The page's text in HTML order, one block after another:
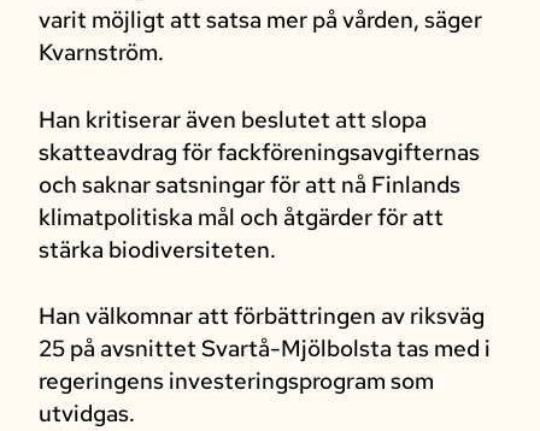
varit möjligt att satsa mer på vården, säger
Kvarnström.
Han kritiserar även beslutet att slopa
skatteavdrag för fackföreningsavgifternas
och saknar satsningar för att nå Finlands
klimatpolitiska mål och åtgärder för att
stärka biodiversiteten.
Han välkomnar att förbättringen av riksväg
25 på avsnittet Svartå-Mjölbolsta tas med i
regeringens investeringsprogram som
utvidgas.